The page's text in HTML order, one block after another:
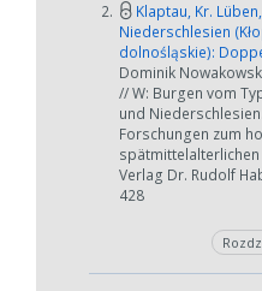
2.
Klaptau, Kr.
Niederschlesien
dolnośląskie):
Dominik
// W: Burgen vom
und
Forschungen zum
Verlag Dr. Rudolf
428